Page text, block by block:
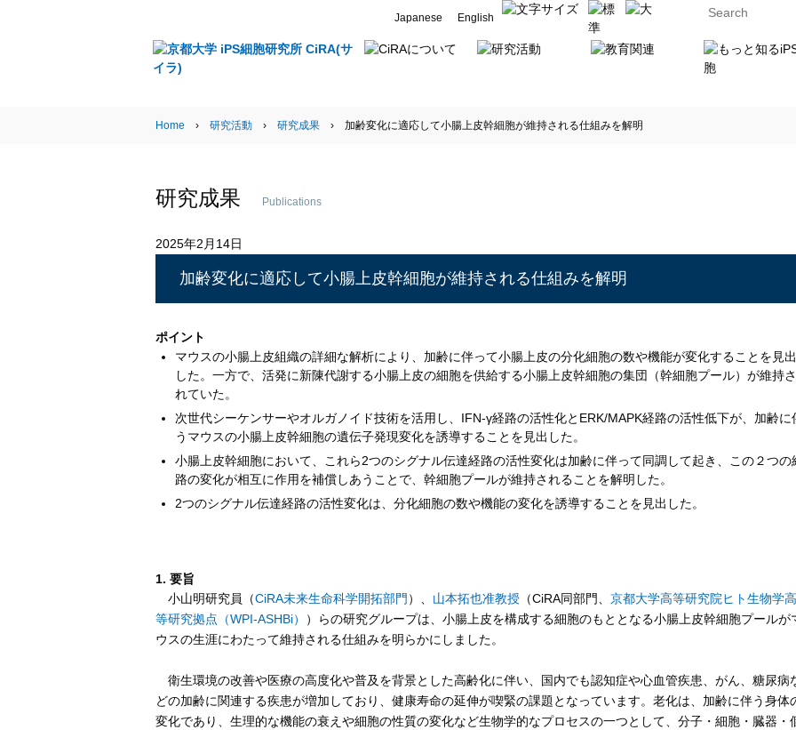
Japanese English
Home › 研究活動› 研究成果› 加齢変化に適応して小腸上皮幹細胞が維持される仕組みを解明
研究成果 Publications
2025年2月14日
加齢変化に適応して小腸上皮幹細胞が維持される仕組みを解明
ポイント
マウスの小腸上皮組織の詳細な解析により、加齢に伴って小腸上皮の分化細胞の数や機能が変化することを見出
した。一方で、活発に新陳代謝する小腸上皮の細胞を供給する小腸上皮幹細胞の集団（幹細胞プール）が維持さ
れていた。
次世代シーケンサーやオルガノイド技術を活用し、IFN-γ経路の活性化とERK/MAPK経路の活性低下が、加齢に
うマウスの小腸上皮幹細胞の遺伝子発現変化を誘導することを見出した。
小腸上皮幹細胞において、これら2つのシグナル伝達経路の活性変化は加齢に伴って同調して起き、この２つの
路の変化が相互に作用を補償しあうことで、幹細胞プールが維持されることを解明した。
2つのシグナル伝達経路の活性変化は、分化細胞の数や機能の変化を誘導することを見出した。
1. 要旨
小山明研究員（CiRA未来生命科学開拓部門 ）、 山本拓也准教授（CiRA同部門、 京都大学高等研究院ヒト生物学高
等研究拠点（WPI-ASHBi）
）らの研究グループは、小腸上皮を構成する細胞のもととなる小腸上皮幹細胞プールが
ウスの生涯にわたって維持される仕組みを明らかにしました。
衛生環境の改善や医療の高度化や普及を背景とした高齢化に伴い、国内でも認知症や心血管疾患、がん、糖尿病
どの加齢に関連する疾患が増加しており、健康寿命の延伸が喫緊の課題となっています。老化は、加齢に伴う身体
変化であり、生理的な機能の衰えや細胞の性質の変化など生物学的なプロセスの一つとして、分子・細胞・臓器・